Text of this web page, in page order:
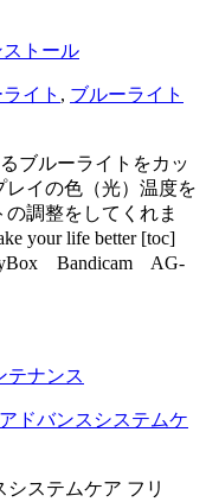
トール
イト , ブルーライト
ブルーライトをカッ
レイの色（光）温度を
調整をしてくれま
your life better [toc]
Bandicam AG-
テナンス
アドバンスシステムケ
システムケア フリ